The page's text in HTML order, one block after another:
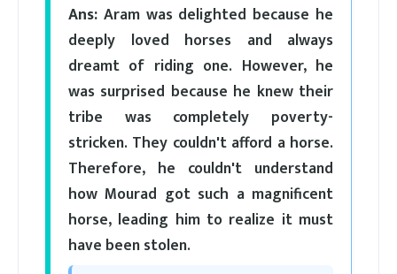
Ans: Aram was delighted because he
deeply loved horses and always
dreamt of riding one. However, he
was surprised because he knew their
tribe was completely poverty-
stricken. They couldn't afford a horse.
Therefore, he couldn't understand
how Mourad got such a magnificent
horse, leading him to realize it must
have been stolen.